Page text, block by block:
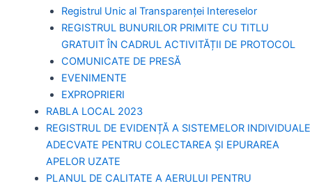
Registrul Unic al Transparenței Intereselor
REGISTRUL BUNURILOR PRIMITE CU TITLU
GRATUIT ÎN CADRUL ACTIVITĂȚII DE PROTOCOL
COMUNICATE DE PRESĂ
EVENIMENTE
EXPROPRIERI
RABLA LOCAL 2023
REGISTRUL DE EVIDENȚĂ A SISTEMELOR INDIVIDUALE
ADECVATE PENTRU COLECTAREA ȘI EPURAREA
APELOR UZATE
PLANUL DE CALITATE A AERULUI PENTRU